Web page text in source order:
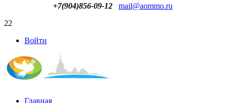
+7(904)856-09-12
mail@aommo.ru
22
Войти
Главная